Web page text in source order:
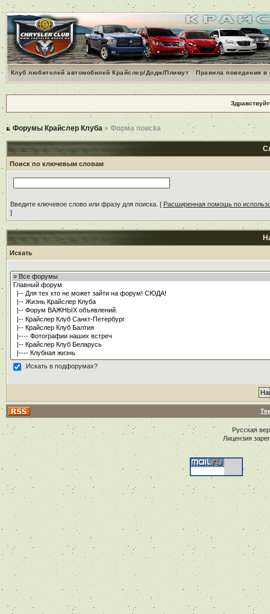
Клуб любителей автомобилей Крайслер/Додж/Плимут Правила поведения
Форумы Крайслер Клуба » Форма поиска
Поиск по ключевым словам
Введите ключевое слово или фразу для поиска. [ Расширенная помощь по
]
Искать
Искать в подфорумах?
Русская
Лицензия